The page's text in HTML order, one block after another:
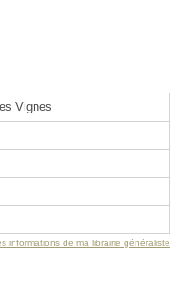
Vignes
informations de ma librairie généraliste